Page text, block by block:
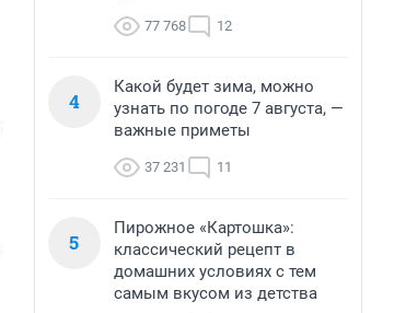
77 768 12
4
Какой будет зима, можно
узнать по погоде 7 августа, —
важные приметы
37 231 11
5
Пирожное «Картошка»:
классический рецепт в
домашних условиях с тем
самым вкусом из детства